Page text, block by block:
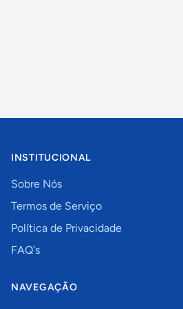
INSTITUCIONAL
Sobre Nós
Termos de Serviço
Política de Privacidade
FAQ's
NAVEGAÇÃO